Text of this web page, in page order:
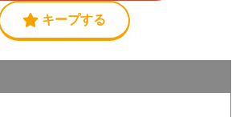
キープする